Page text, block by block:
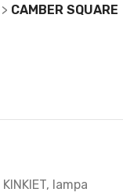
> CAMBER SQUARE
KINKIET, lampa